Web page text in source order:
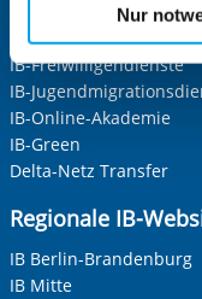
Cookies, die
aufgerufenen und
Funktionen sind.
berechtigter
Einwilligung.
Nur
IB-
IB-Freiwilligendienste
IB-
IB-Online-Akademie
IB-Green
Delta-Netz Transfer
Regionale IB-
IB Berlin-Brandenburg
IB Mitte